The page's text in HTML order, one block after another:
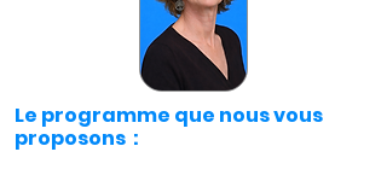
Le programme que nous vous
proposons :